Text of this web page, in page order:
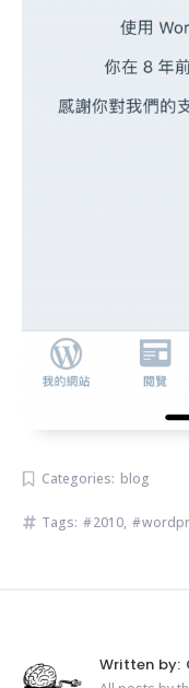
Categories: blog
Tags: 2010,
Written by: